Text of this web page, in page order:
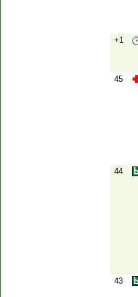
+1
45
44
43